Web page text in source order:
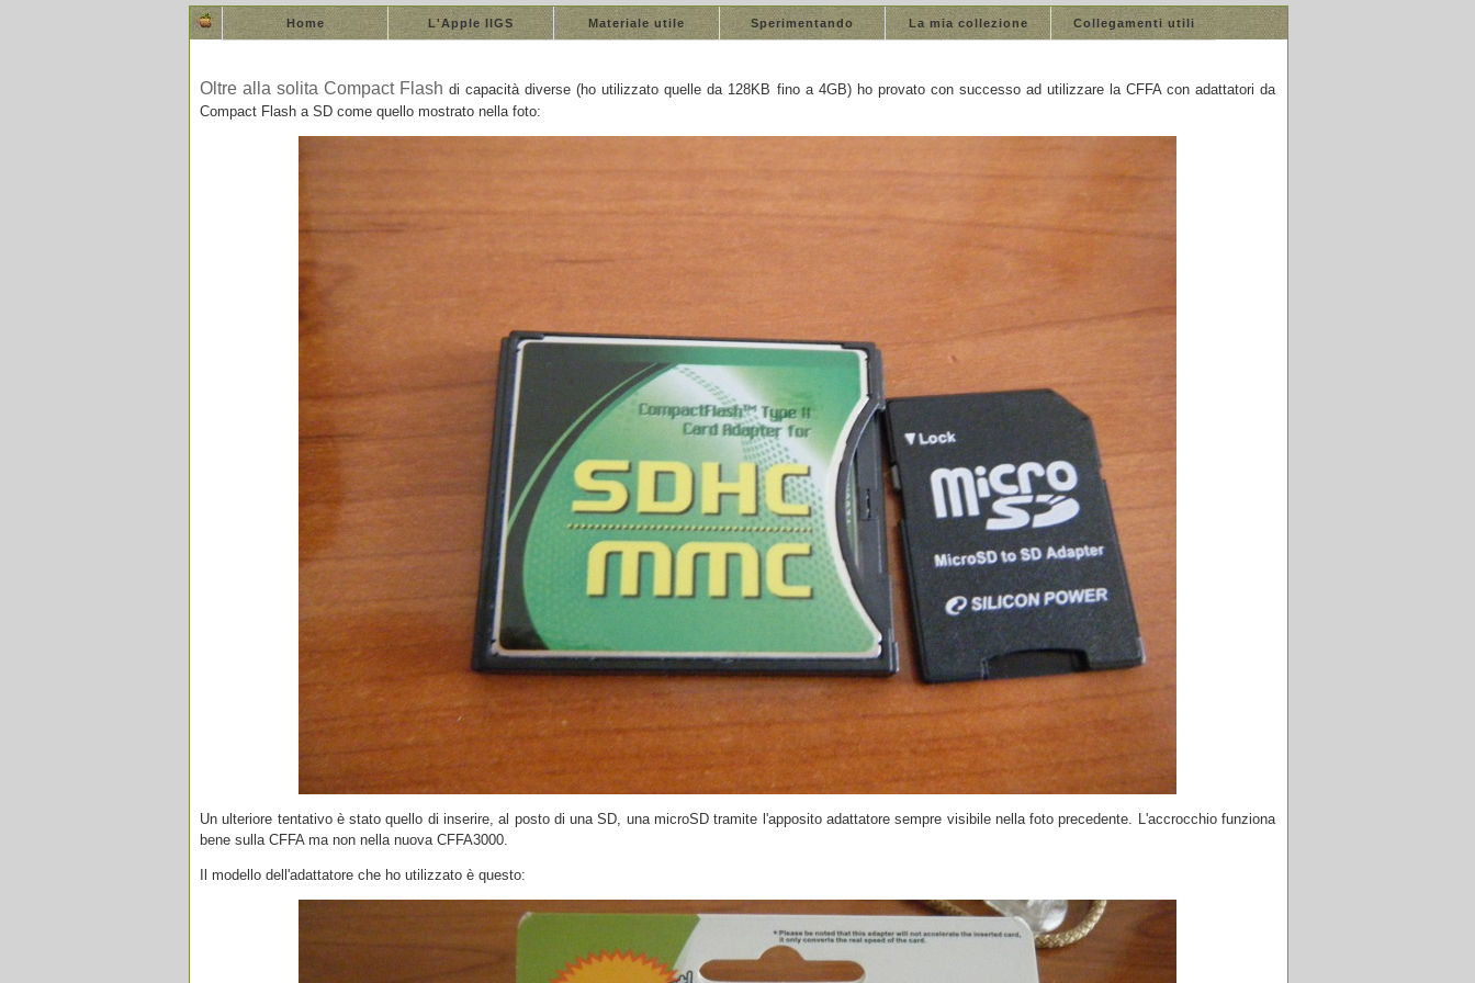
Home L'Apple IIGS Materiale utile Sperimentando La mia collezione Collegamenti utili
Oltre alla solita Compact Flash di capacità diverse (ho utilizzato quelle da 128KB fino a 4GB) ho provato con successo ad utilizzare la CFFA con adattatori da
Compact Flash a SD come quello mostrato nella foto:
Un ulteriore tentativo è stato quello di inserire, al posto di una SD, una microSD tramite l'apposito adattatore sempre visibile nella foto precedente. L'accrocchio funziona
bene sulla CFFA ma non nella nuova CFFA3000.
Il modello dell'adattatore che ho utilizzato è questo: